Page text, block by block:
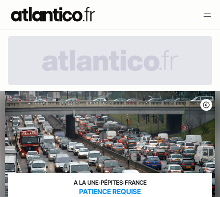
A LA UNE›PÉPITES›FRANCE
PATIENCE REQUISE